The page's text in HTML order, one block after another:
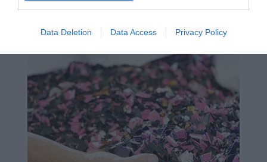
Data Deletion Data Access Privacy Policy
praca będzie się wyróżniać.